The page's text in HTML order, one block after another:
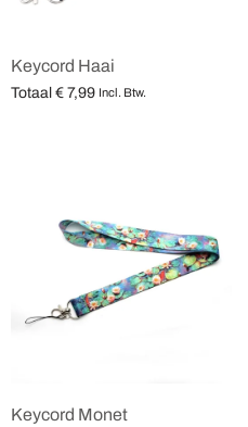
Keycord Haai
Totaal € 7,99 Incl. Btw.
Keycord Monet